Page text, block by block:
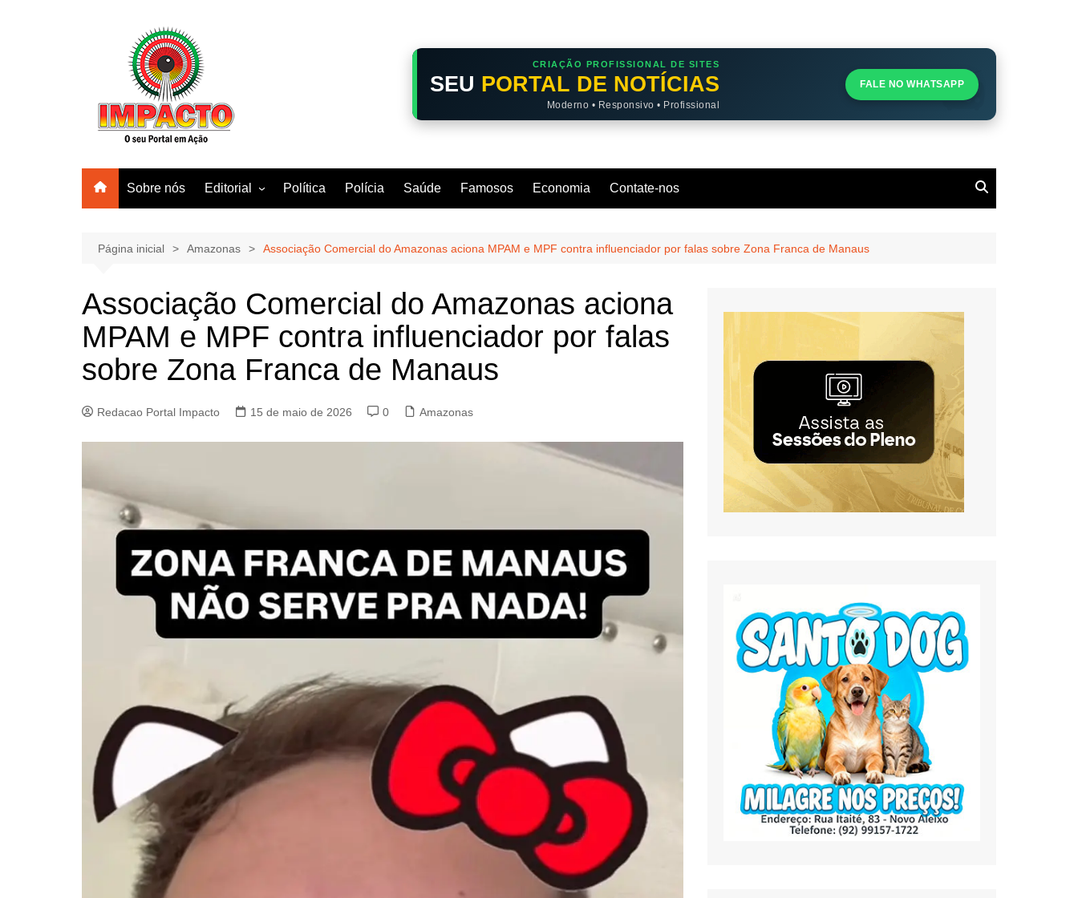
CRIAÇÃO PROFISSIONAL DE SITES
SEU PORTAL DE NOTÍCIAS
Moderno • Responsivo • Profissional
FALE NO WHATSAPP
Sobre nós Editorial
Manaus
Mundo
Política Polícia Saúde Famosos Economia Contate-nos
Página inicial Amazonas Associação Comercial do Amazonas aciona MPAM e MPF contra influenciador por falas sobre Zona Franca de Manaus
Associação Comercial do Amazonas aciona
MPAM e MPF contra influenciador por falas
sobre Zona Franca de Manaus
Redacao Portal Impacto 15 de maio de 2026 0 Amazonas